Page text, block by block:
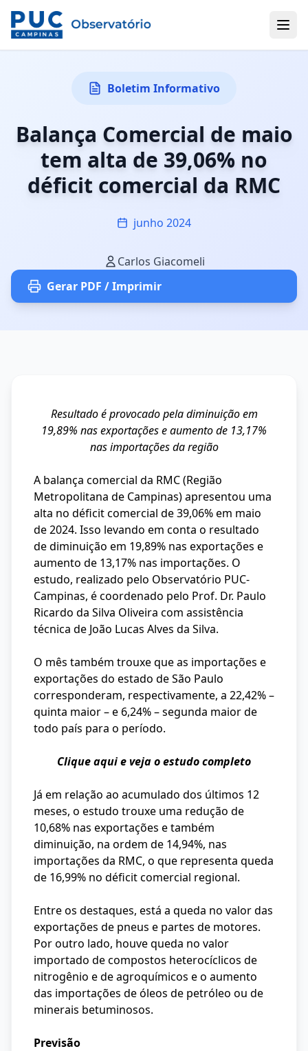
Boletim Informativo
Balança Comercial de maio
tem alta de 39,06% no
déficit comercial da RMC
junho 2024
Carlos Giacomeli
Gerar PDF / Imprimir
Resultado é provocado pela diminuição em
19,89% nas exportações e aumento de 13,17%
nas importações da região
A balança comercial da RMC (Região
Metropolitana de Campinas) apresentou uma
alta no déficit comercial de 39,06% em maio
de 2024. Isso levando em conta o resultado
de diminuição em 19,89% nas exportações e
aumento de 13,17% nas importações. O
estudo, realizado pelo Observatório PUC-
Campinas, é coordenado pelo Prof. Dr. Paulo
Ricardo da Silva Oliveira com assistência
técnica de João Lucas Alves da Silva.
O mês também trouxe que as importações e
exportações do estado de São Paulo
corresponderam, respectivamente, a 22,42% –
quinta maior – e 6,24% – segunda maior de
todo país para o período.
Clique aqui e veja o estudo completo
Já em relação ao acumulado dos últimos 12
meses, o estudo trouxe uma redução de
10,68% nas exportações e também
diminuição, na ordem de 14,94%, nas
importações da RMC, o que representa queda
de 16,99% no déficit comercial regional.
Entre os destaques, está a queda no valor das
exportações de pneus e partes de motores.
Por outro lado, houve queda no valor
importado de compostos heterocíclicos de
nitrogênio e de agroquímicos e o aumento
das importações de óleos de petróleo ou de
minerais betuminosos.
Previsão